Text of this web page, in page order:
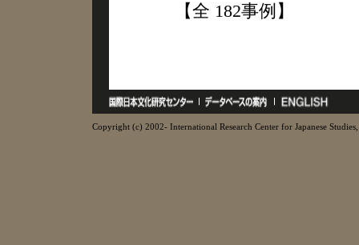
【全 182事例】
Copyright (c) 2002- International Research Center for Japanese